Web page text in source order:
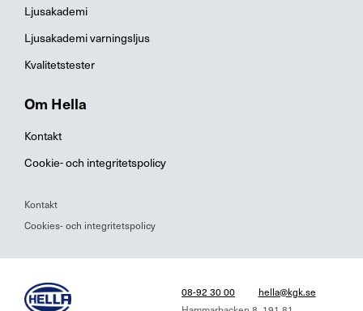
Ljusakademi
Ljusakademi varningsljus
Kvalitetstester
Om Hella
Kontakt
Cookie- och integritetspolicy
Kontakt
Cookies- och integritetspolicy
08-92 30 00 hella@kgk.se